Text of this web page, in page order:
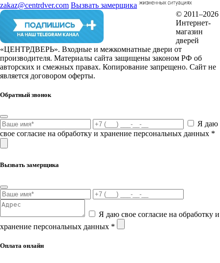
zakaz@centrdver.com Вызвать замерщика
© 2011–2026
Интернет-
магазин
дверей
«ЦЕНТРДВЕРЬ». Входные и межкомнатные двери от
производителя. Материалы сайта защищены законом РФ об
авторских и смежных правах. Копирование запрещено. Сайт не
является договором оферты.
Обратный звонок
Я даю
свое согласие на обработку и хранение персональных данных *
Вызвать замерщика
Я даю свое согласие на обработку и
хранение персональных данных *
Оплата онлайн